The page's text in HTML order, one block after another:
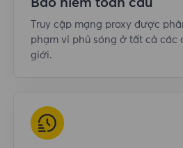
Bảo hiểm toàn cầu
Truy cập mạng proxy được
phạm vi phủ sóng ở tất cả các
giới.